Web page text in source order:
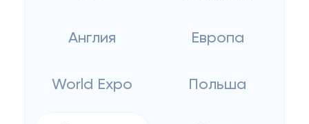
Англия Европа
World Expo Польша